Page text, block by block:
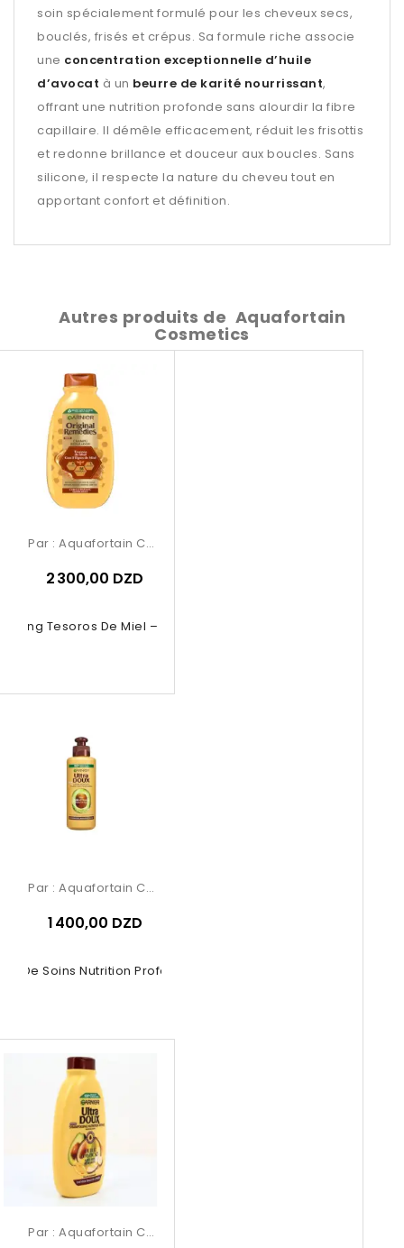
soin spécialement formulé pour les cheveux secs,
bouclés, frisés et crépus. Sa formule riche associe
une concentration exceptionnelle d’huile
d’avocat à un beurre de karité nourrissant,
offrant une nutrition profonde sans alourdir la fibre
capillaire. Il démêle efficacement, réduit les frisottis
et redonne brillance et douceur aux boucles. Sans
silicone, il respecte la nature du cheveu tout en
apportant confort et définition.
Autres produits de Aquafortain
Cosmetics
Tesoros De Miel – Garnier...
Par : Aquafortain Cosmetics
2 300,00 DZD
De Soins Nutrition Profonde –...
Par : Aquafortain Cosmetics
1 400,00 DZD
Par : Aquafortain Cosmetics